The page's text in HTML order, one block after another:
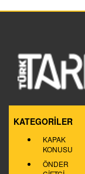
KATEGORİLER
KAPAK
KONUSU
ÖNDER